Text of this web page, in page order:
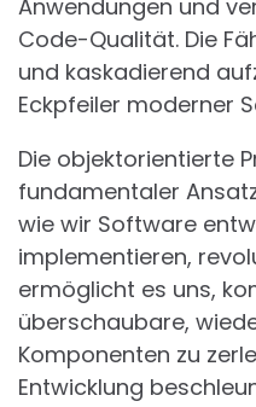
Anwendungen und
Code-Qualität. Die
und kaskadierend
Eckpfeiler moderner
Die objektorientierte
fundamentaler
wie wir Software
implementieren,
ermöglicht es uns,
überschaubare,
Komponenten zu
Entwicklung